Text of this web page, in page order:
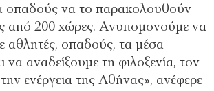
οπαδούς να το παρακολουθούν
από 200 χώρες. Ανυπομονούμε να
αθλητές, οπαδούς, τα μέσα
να αναδείξουμε τη φιλοξενία, τον
ενέργεια της Αθήνας», ανέφερε